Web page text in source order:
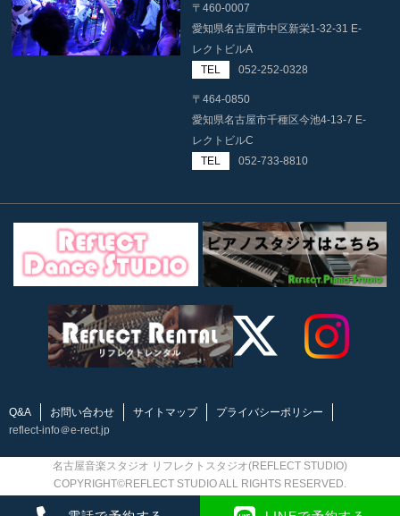
〒460-0007
愛知県名古屋市中区新栄1-32-31 E-
レクトビルA
TEL
052-252-0328
〒464-0850
愛知県名古屋市千種区今池4-13-7 E-
レクトビルC
TEL
052-733-8810
Q&A お問い合わせ サイトマップ
プライバシーポリシー
reflect-info＠e-rect.jp
名古屋音楽スタジオ リフレクトスタジオ(REFLECT STUDIO)
COPYRIGHT©REFLECT STUDIO ALL RIGHTS RESERVED.